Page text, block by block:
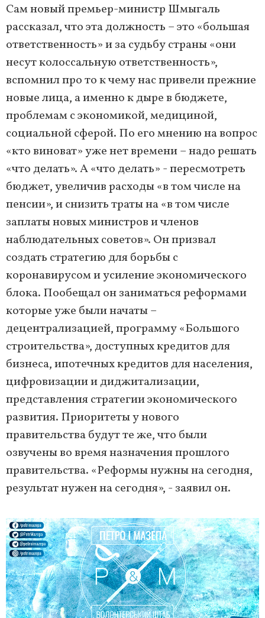
Сам новый премьер-министр Шмыгаль
рассказал, что эта должность – это «большая
ответственность» и за судьбу страны «они
несут колоссальную ответственность»,
вспомнил про то к чему нас привели прежние
новые лица, а именно к дыре в бюджете,
проблемам с экономикой, медициной,
социальной сферой. По его мнению на вопрос
«кто виноват» уже нет времени – надо решать
«что делать». А «что делать» - пересмотреть
бюджет, увеличив расходы «в том числе на
пенсии», и снизить траты на «в том числе
заплаты новых министров и членов
наблюдательных советов». Он призвал
создать стратегию для борьбы с
коронавирусом и усиление экономического
блока. Пообещал он заниматься реформами
которые уже были начаты –
децентрализацией, программу «Большого
строительства», доступных кредитов для
бизнеса, ипотечных кредитов для населения,
цифровизации и диджитализации,
представления стратегии экономического
развития. Приоритеты у нового
правительства будут те же, что были
озвучены во время назначения прошлого
правительства. «Реформы нужны на сегодня,
результат нужен на сегодня», - заявил он.